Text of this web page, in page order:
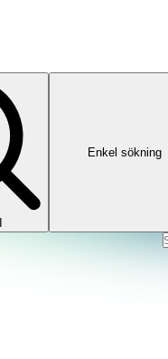
Enkel sökning